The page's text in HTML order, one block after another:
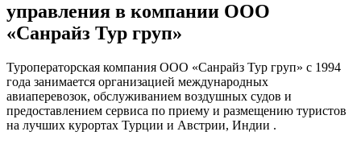
управления в компании ООО
«Санрайз Тур груп»
Туроператорская компания ООО «Санрайз Тур груп» с 1994
года занимается организацией международных
авиаперевозок, обслуживанием воздушных судов и
предоставлением сервиса по приему и размещению туристов
на лучших курортах Турции и Австрии, Индии .